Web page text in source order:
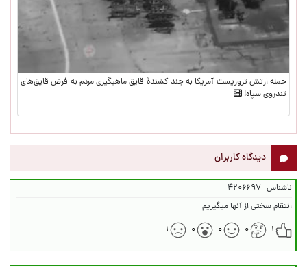
حمله ارتش تروریست آمریکا به چند کشندهٔ قایق ماهیگیری مردم به فرض قایق‌های
تندروی سپاه!
دیدگاه کاربران
ناشناس ۴۲۰۶۶۹۷
انتقام سختی از آنها میگیریم
۱
۰ ۰ ۰ ۱